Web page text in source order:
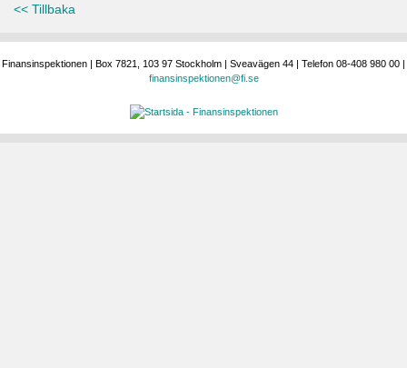
<< Tillbaka
Finansinspektionen | Box 7821, 103 97 Stockholm | Sveavägen 44 | Telefon 08-408 980 00 |
finansinspektionen@fi.se